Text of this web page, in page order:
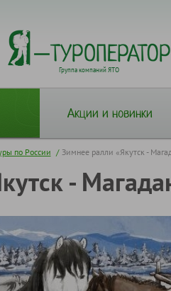
Группа компаний ЯТО
Акции и новинки
по России / Зимнее ралли «Якутск -
-